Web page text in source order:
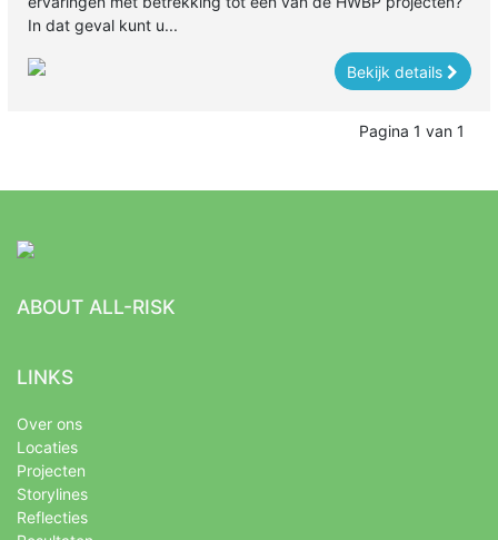
In dat geval kunt u...
Bekijk details
Pagina 1 van 1
ABOUT ALL-RISK
LINKS
Over ons
Locaties
Projecten
Storylines
Reflecties